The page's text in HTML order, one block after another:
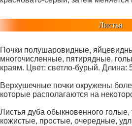
Листья
Почки полушаровидные,
многочисленные, пятирядные,
краям. Цвет: светло-бурый.
Верхушечные почки окружены
которые располагаются на
Листья дуба обыкновенного голые,
кожистые, простые, очередные,